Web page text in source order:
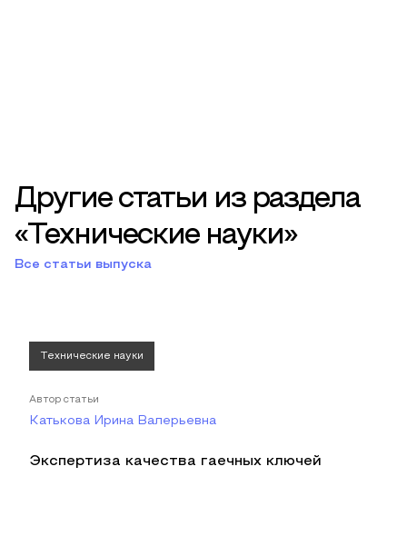
Другие статьи из раздела
«Технические науки»
Все статьи выпуска
Технические науки
Автор статьи
Катькова Ирина Валерьевна
Экспертиза качества гаечных ключей